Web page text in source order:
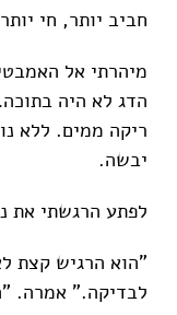
חביב יותר, חי
מיהרתי אל
הדג לא היה
ריקה ממים. ללא
יבשה.
לפתע הרגשתי את
"הוא הרגיש קצת
לבדיקה." אמרה.